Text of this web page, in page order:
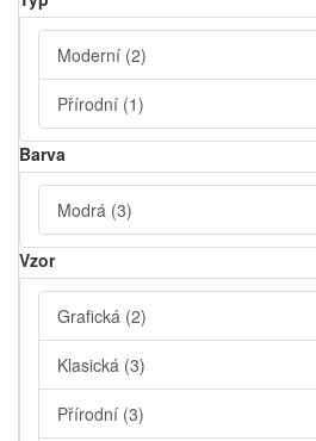
Moderní (2)
Přírodní (1)
Barva
Modrá (3)
Vzor
Grafická (2)
Klasická (3)
Přírodní (3)